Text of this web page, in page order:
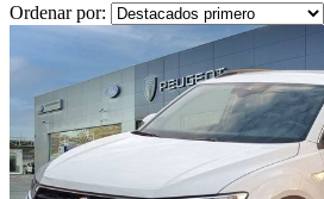
Ordenar por: